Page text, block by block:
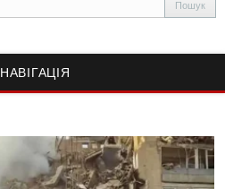
НАВІГАЦІЯ